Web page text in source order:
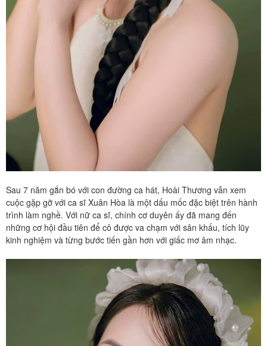
Sau 7 năm gắn bó với con đường ca hát, Hoài Thương vẫn xem
cuộc gặp gỡ với ca sĩ Xuân Hòa là một dấu mốc đặc biệt trên hành
trình làm nghề. Với nữ ca sĩ, chính cơ duyên ấy đã mang đến
những cơ hội đầu tiên để cô được va chạm với sân khấu, tích lũy
kinh nghiệm và từng bước tiến gần hơn với giấc mơ âm nhạc.